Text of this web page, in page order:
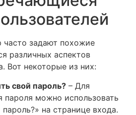
часто задают похожие
различных аспектов
Вот некоторые из них:
свой пароль? – Для
пароля можно использовать
на странице входа.